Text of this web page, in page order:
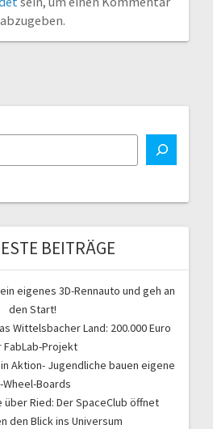
abzugeben.
BEITRÄGE
eigenes 3D-Rennauto und geh an
den Start!
Wittelsbacher Land: 200.000 Euro
FabLab-Projekt
Aktion- Jugendliche bauen eigene
Wheel-Boards
über Ried: Der SpaceClub öffnet
den Blick ins Universum